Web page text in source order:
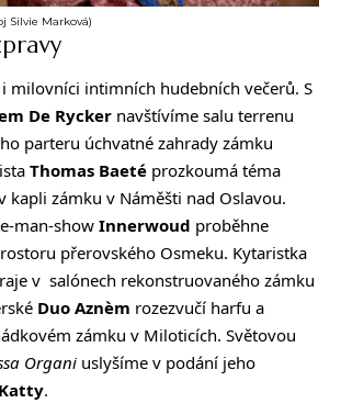
Silvie Marková)
milovníci intimních hudebních večerů. S
De Rycker navštívíme salu terrenu
parteru úchvatné zahrady zámku
Thomas Baeté prozkoumá téma
kapli zámku v Náměšti nad Oslavou.
man-show Innerwoud proběhne
přerovského Osmeku. Kytaristka
v salónech rekonstruovaného zámku
Duo Aznèm rozezvučí harfu a
zámku v Miloticích. Světovou
Organi uslyšíme v podání jeho
Katty.